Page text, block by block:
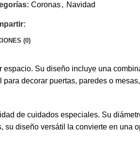
Coronas, Navidad
(0)
Su diseño incluye una
decorar puertas, paredes o
de cuidados especiales. Su
diseño versátil la convierte en una